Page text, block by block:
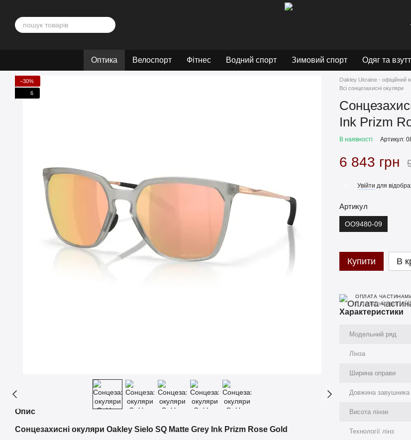
Оптика Велоспорт Фітнес Водний спорт Зимовий спорт Одяг та
−30%
6
Опис
Сонцезахисні окуляри Oakley Sielo SQ Matte Grey Ink Prizm Rose Gold
Oakley Ukraine - офіційний
Всі сонцезахисні окуляри
Ink Prizm
В наявності Артикул:
6 843 грн
Увійти для
Артикул
OO9480-09
Купити В
ОПЛАТА
6 платежів по 1
Характеристики
Модельний ряд
Лінза
Ширина оправи
Довжина завушника
Висота лінзи
Технології лінз